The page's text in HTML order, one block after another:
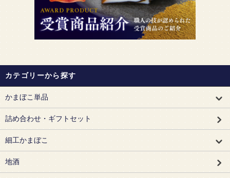
カテゴリーから探す
かまぼこ単品
詰め合わせ・ギフトセット
細工かまぼこ
地酒